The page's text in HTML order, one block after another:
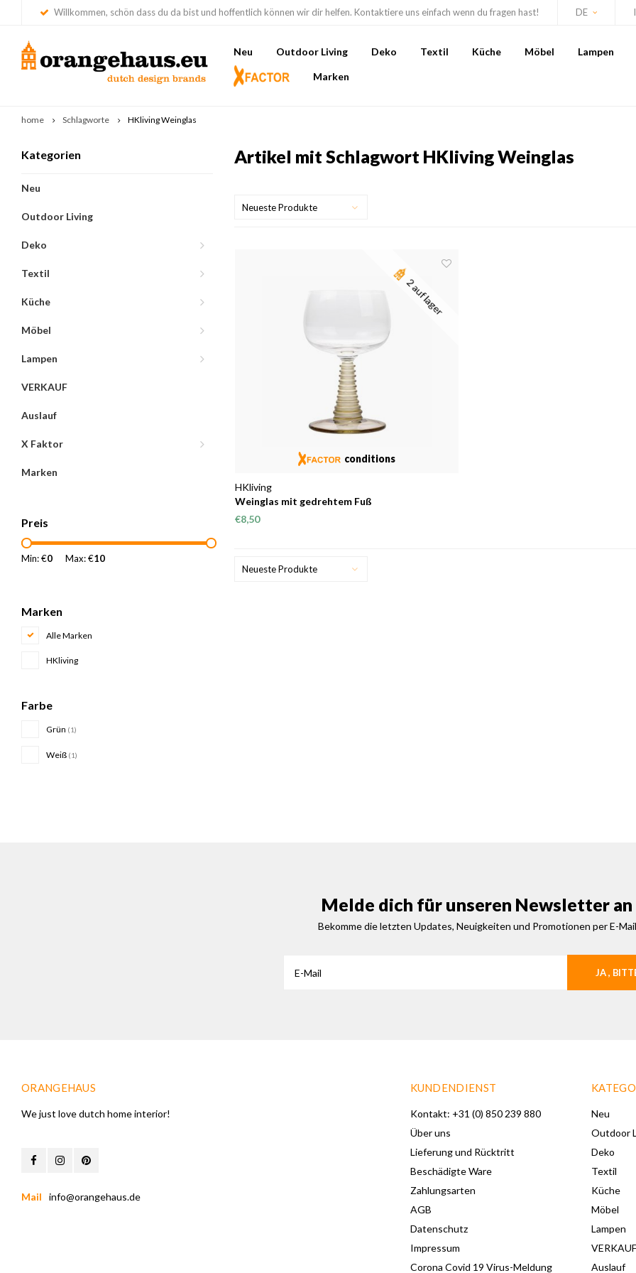
Willkommen, schön dass du da bist und hoffentlich können wir dir helfen. Kontaktiere uns einfach wenn du fragen hast! DE
Neu Outdoor Living Deko Textil Küche Möbel Lampen
Marken
home Schlagworte HKliving Weinglas
Kategorien
Neu
Outdoor Living
Deko
Textil
Küche
Möbel
Lampen
VERKAUF
Auslauf
X Faktor
Marken
Preis
Min: €0 Max: €10
Marken
Alle Marken
HKliving
Farbe
Grün (1)
Weiß (1)
Artikel mit Schlagwort HKliving Weinglas
Neueste Produkte
2 auf lager
conditions
HKliving
Weinglas mit gedrehtem Fuß
€8,50
Neueste Produkte
Melde dich für unseren Newsletter an
Bekomme die letzten Updates, Neuigkeiten und Promotionen per E-Mail
JA ,
ORANGEHAUS
We just love dutch home interior!
Mail info@orangehaus.de
KUNDENDIENST
Kontakt: +31 (0) 850 239 880
Über uns
Lieferung und Rücktritt
Beschädigte Ware
Zahlungsarten
AGB
Datenschutz
Impressum
Corona Covid 19 Virus-Meldung
Neu
Outdoor
Deko
Textil
Küche
Möbel
Lampen
VERKAUF
Auslauf